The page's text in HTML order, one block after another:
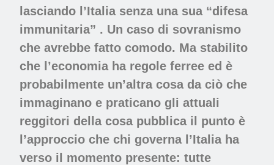
lasciando l’Italia senza una sua “difesa
immunitaria” . Un caso di sovranismo
che avrebbe fatto comodo. Ma stabilito
che l’economia ha regole ferree ed è
probabilmente un’altra cosa da ciò che
immaginano e praticano gli attuali
reggitori della cosa pubblica il punto è
l’approccio che chi governa l’Italia ha
verso il momento presente: tutte